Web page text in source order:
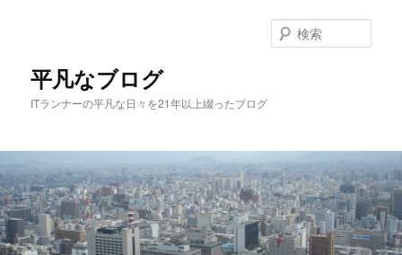
移
動
動
平凡なブログ
ITランナーの平凡な日々を21年以上綴ったブログ
索